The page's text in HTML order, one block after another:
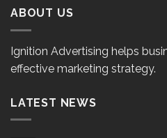
ABOUT US
Ignition Advertising helps
effective marketing strategy.
LATEST NEWS